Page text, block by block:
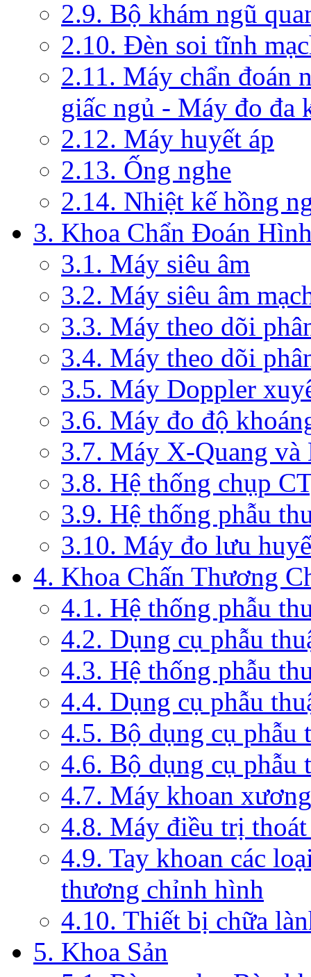
2.9. Bộ khám ngũ
2.10. Đèn soi tĩnh
2.11. Máy chẩn đoán
giấc ngủ - Máy đo đa
2.12. Máy huyết áp
2.13. Ống nghe
2.14. Nhiệt kế hồng
3. Khoa Chẩn Đoán
3.1. Máy siêu âm
3.2. Máy siêu âm
3.3. Máy theo dõi
3.4. Máy theo dõi
3.5. Máy Doppler
3.6. Máy đo độ
3.7. Máy X-Quang
3.8. Hệ thống chụp
3.9. Hệ thống phẫu
3.10. Máy đo lưu
4. Khoa Chấn Thương
4.1. Hệ thống phẫu
4.2. Dụng cụ phẫu
4.3. Hệ thống phẫu
4.4. Dụng cụ phẫu
4.5. Bộ dụng cụ phẫu
4.6. Bộ dụng cụ phẫu
4.7. Máy khoan
4.8. Máy điều trị
4.9. Tay khoan các
thương chỉnh hình
4.10. Thiết bị chữa
5. Khoa Sản